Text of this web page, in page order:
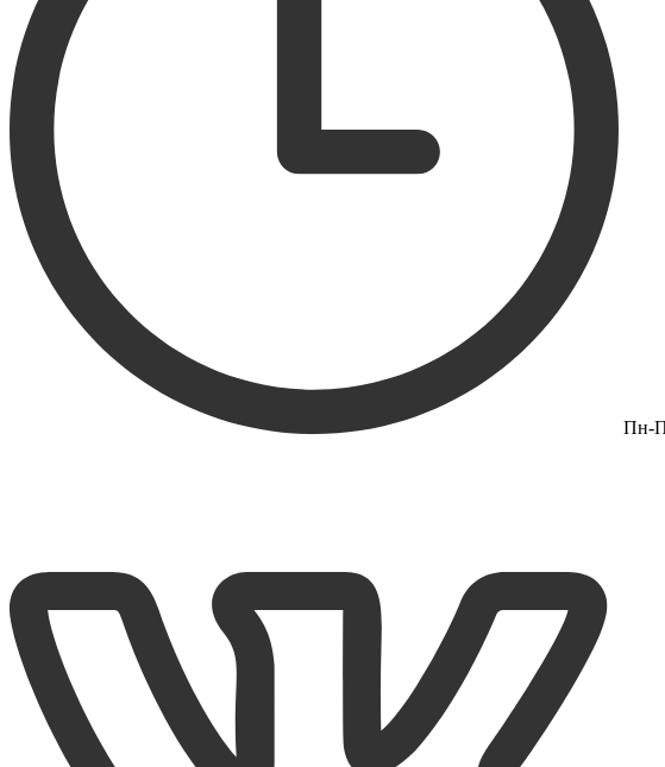
Пн-